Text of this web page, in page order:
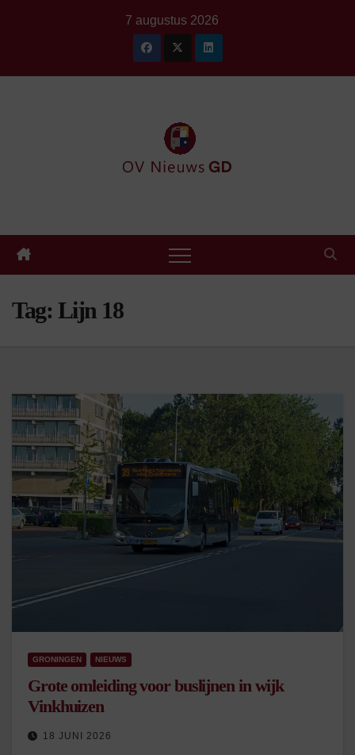
7 augustus 2026
Tag: Lijn 18
GRONINGEN NIEUWS
Grote omleiding voor buslijnen in wijk
Vinkhuizen
18 JUNI 2026